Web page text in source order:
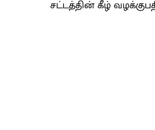
சட்டத்தின் கீழ்